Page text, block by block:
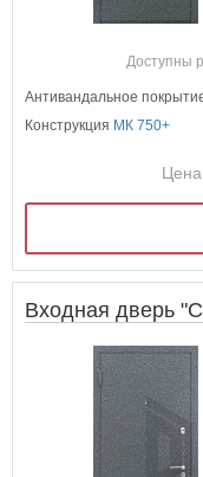
Доступны
Антивандальное
Конструкция МК 750+
Цена
Входная дверь